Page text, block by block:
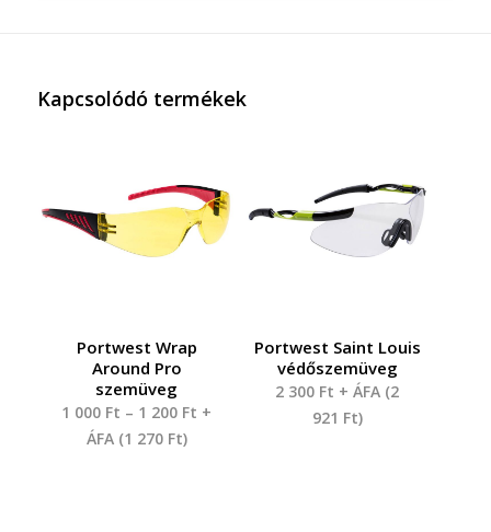
Kapcsolódó termékek
Portwest Wrap
Around Pro
szemüveg
1 000 Ft – 1 200 Ft +
ÁFA (1 270 Ft)
Portwest Saint Louis
védőszemüveg
2 300 Ft + ÁFA (2
921 Ft)